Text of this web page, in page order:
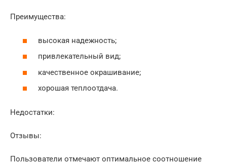
Преимущества:
высокая надежность;
привлекательный вид;
качественное окрашивание;
хорошая теплоотдача.
Недостатки:
Отзывы:
Пользователи отмечают оптимальное соотношение